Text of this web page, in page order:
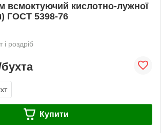
всмоктуючий кислотно-лужної
ГОСТ 5398-76
і роздріб
Купити